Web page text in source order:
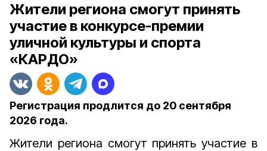
Жители региона смогут принять
участие в конкурсе-премии
уличной культуры и спорта
«КАРДО»
Регистрация продлится до 20 сентября
2026 года.
Жители региона смогут принять участие в